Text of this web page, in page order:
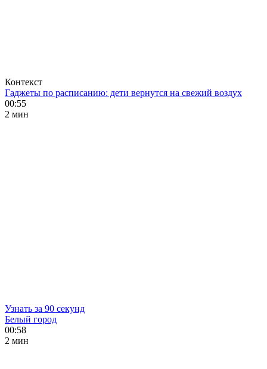
Контекст
Гаджеты по расписанию: дети вернутся на свежий воздух
00:55
2 мин
Узнать за 90 секунд
Белый город
00:58
2 мин